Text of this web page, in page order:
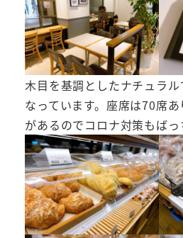
木目を基調としたナチュラ
なっています。座席は70席
があるのでコロナ対策もばっ